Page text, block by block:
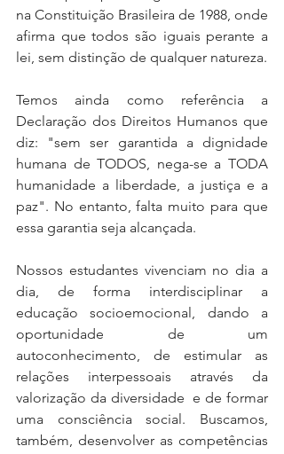
na Constituição Brasileira de 1988, onde
afirma que todos são iguais perante a
lei, sem distinção de qualquer natureza.
Temos ainda como referência a
Declaração dos Direitos Humanos que
diz: "sem ser garantida a dignidade
humana de TODOS, nega-se a TODA
humanidade a liberdade, a justiça e a
paz". No entanto, falta muito para que
essa garantia seja alcançada.
Nossos estudantes vivenciam no dia a
dia, de forma interdisciplinar a
educação socioemocional, dando a
oportunidade de um
autoconhecimento, de estimular as
relações interpessoais através da
valorização da diversidade  e de formar
uma consciência social. Buscamos,
também, desenvolver as competências